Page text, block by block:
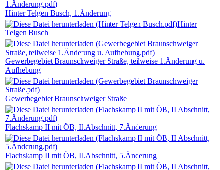
Hinter Telgen Busch, 1.Änderung
Hinter
Telgen Busch
Gewerbegebiet Braunschweiger Straße, teilweise 1.Änderung u.
Aufhebung
Gewerbegebiet Braunschweiger Straße
Flachskamp II mit ÖB, II.Abschnitt, 7.Änderung
Flachskamp II mit ÖB, II.Abschnitt, 5.Änderung